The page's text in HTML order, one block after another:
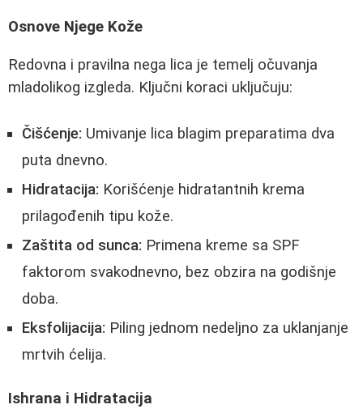
Osnove Njege Kože
Redovna i pravilna nega lica je temelj očuvanja
mladolikog izgleda. Ključni koraci uključuju:
Čišćenje: Umivanje lica blagim preparatima dva
puta dnevno.
Hidratacija: Korišćenje hidratantnih krema
prilagođenih tipu kože.
Zaštita od sunca: Primena kreme sa SPF
faktorom svakodnevno, bez obzira na godišnje
doba.
Eksfolijacija: Piling jednom nedeljno za uklanjanje
mrtvih ćelija.
Ishrana i Hidratacija